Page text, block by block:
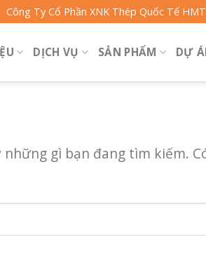
Công Ty Cổ Phần XNK Thép Quốc Tế HMT
DỊCH VỤ SẢN PHẨM DỰ
gì bạn đang tìm kiếm.